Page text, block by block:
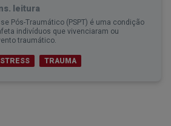
leitura
Pós-Traumático (PSPT) é uma condição
indivíduos que vivenciaram ou
traumático.
STRESS TRAUMA